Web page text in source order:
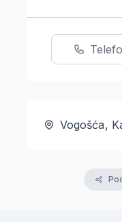
Vogošća,